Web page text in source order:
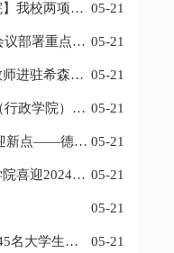
05-21
05-21
05-21
05-21
05-21
05-21
05-21
05-21